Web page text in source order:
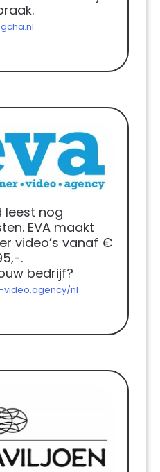
leest nog
EVA maakt
video’s vanaf €
.
bedrijf?
video.agency/nl